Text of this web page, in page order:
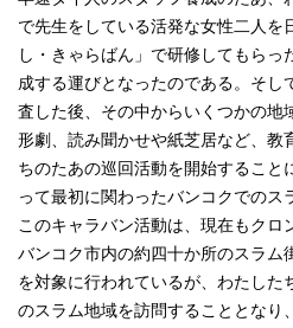
で先生をしている活発な女性二人を
し・きゃらばん」で研修してもらっ
成する運びとなったのである。そし
査した後、その中からいくつかの地
形劇、読み聞かせや紙芝居など、教
ちのたあの巡回活動を開始すること
って最初に関わったバンコクでのス
このキャラバン活動は、現在もクロ
バンコク市内の約四十か所のスラム
を対象に行われているが、わたした
のスラム地域を訪問することとなり